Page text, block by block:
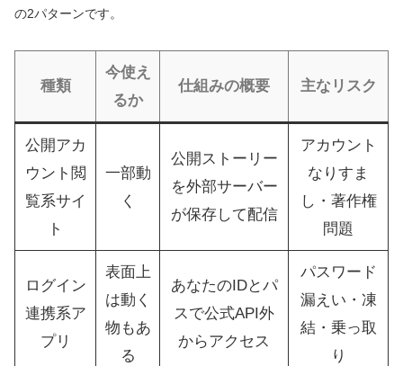
の2パターンです。
種類
今使え
るか
仕組みの概要 主なリスク
公開アカ
ウント閲
覧系サイ
ト
一部動
く
公開ストーリー
を外部サーバー
が保存して配信
アカウント
なりすま
し・著作権
問題
ログイン
連携系ア
プリ
表面上
は動く
物もあ
る
あなたのIDとパ
スで公式API外
からアクセス
パスワード
漏えい・凍
結・乗っ取
り